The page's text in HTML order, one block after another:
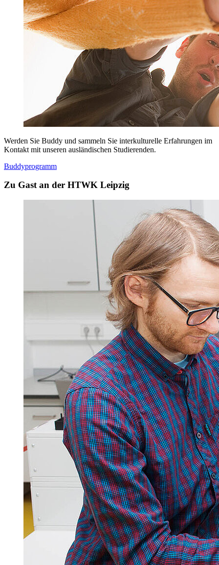
Werden Sie Buddy und sammeln Sie interkulturelle Erfahrungen im
Kontakt mit unseren ausländischen Studierenden.
Buddyprogramm
Zu Gast an der HTWK Leipzig